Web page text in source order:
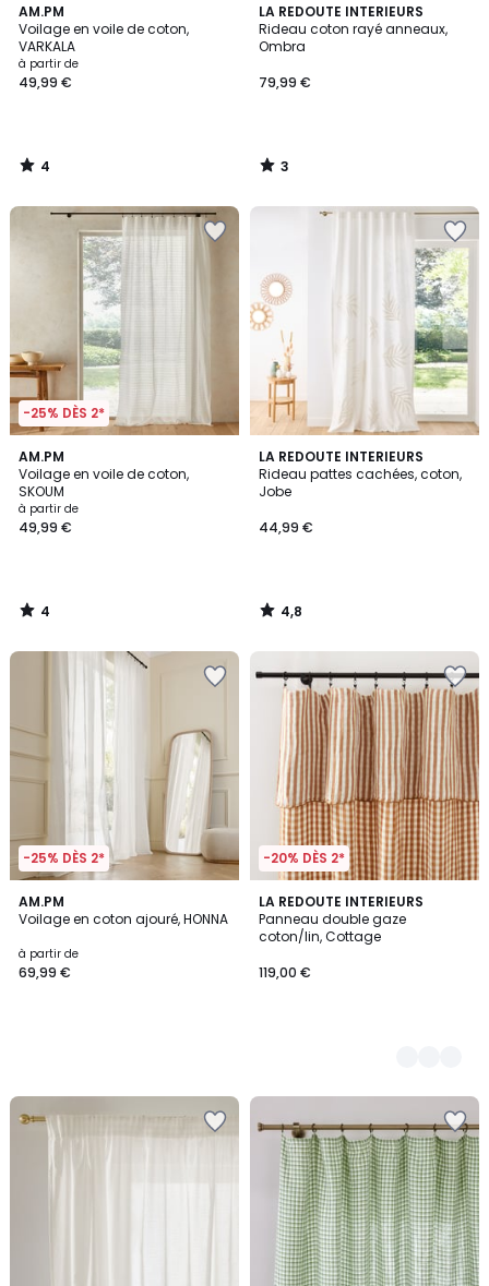
AM.PM
Voilage en voile de coton,
VARKALA
à partir de
49,99 €
4
/
5
4
/
LA REDOUTE INTERIEURS
Rideau coton rayé anneaux,
Ombra
79,99 €
3
/
5
3
/
-25% DÈS 2*
AM.PM
Voilage en voile de coton,
SKOUM
à partir de
49,99 €
4
/
5
4
/
LA REDOUTE INTERIEURS
Rideau pattes cachées, coton,
Jobe
44,99 €
4,8
/ 5
4,8
/
-25% DÈS 2*
AM.PM
Voilage en coton ajouré, HONNA
à partir de
69,99 €
-20% DÈS 2*
LA REDOUTE INTERIEURS
Panneau double gaze
coton/lin, Cottage
119,00 €
2
Couleurs